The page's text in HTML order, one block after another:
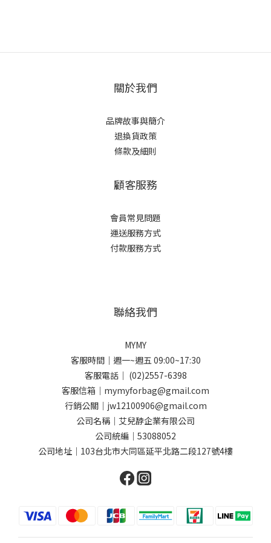
關於我們
品牌故事與簡介
退換貨政策
條款及細則
顧客服務
會員常見問題
運送服務方式
付款服務方式
聯絡我們
MYMY
客服時間｜週一~週五 09:00~17:30
客服電話｜ (02)2557-6398
客服信箱｜mymyforbag@gmail.com
行銷公關｜jw12100906@gmail.com
公司名稱｜艾兒馞企業有限公司
公司統編｜53088052
公司地址｜103台北市大同區延平北路二段127號4樓